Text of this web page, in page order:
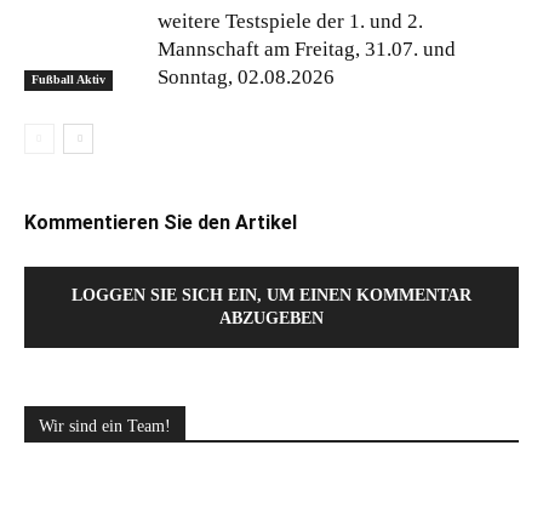
Fußball Aktiv
weitere Testspiele der 1. und 2.
Mannschaft am Freitag, 31.07. und
Sonntag, 02.08.2026
Kommentieren Sie den Artikel
LOGGEN SIE SICH EIN, UM EINEN KOMMENTAR
ABZUGEBEN
Wir sind ein Team!